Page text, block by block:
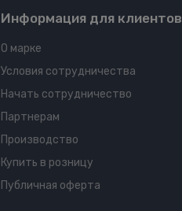
Информация для клиентов
О марке
Условия сотрудничества
Начать сотрудничество
Партнерам
Производство
Купить в розницу
Публичная оферта